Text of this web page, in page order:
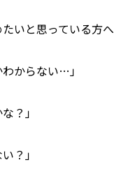
いと思っている方へ
からない…」
？」
？」